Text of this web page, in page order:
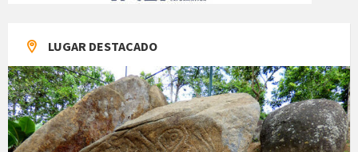
LUGAR DESTACADO